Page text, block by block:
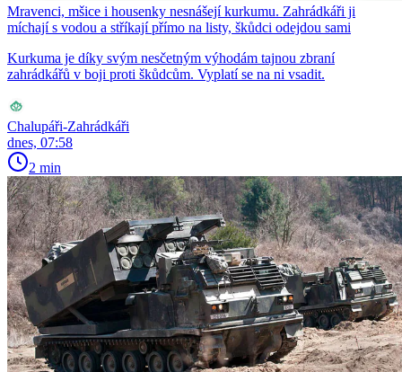
Mravenci, mšice i housenky nesnášejí kurkumu. Zahrádkáři ji
míchají s vodou a stříkají přímo na listy, škůdci odejdou sami
Kurkuma je díky svým nesčetným výhodám tajnou zbraní
zahrádkářů v boji proti škůdcům. Vyplatí se na ni vsadit.
Chalupáři-Zahrádkáři
dnes, 07:58
2 min